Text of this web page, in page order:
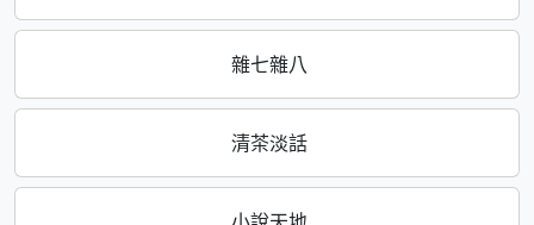
雜七雜八
清茶淡話